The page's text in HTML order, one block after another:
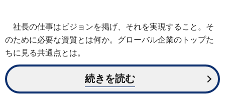
社長の仕事はビジョンを掲げ、それを実現すること。そ
のために必要な資質とは何か。グローバル企業のトップた
ちに見る共通点とは。
続きを読む